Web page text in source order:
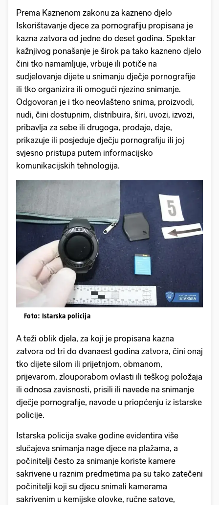
Prema Kaznenom zakonu za kazneno djelo
Iskorištavanje djece za pornografiju propisana je
kazna zatvora od jedne do deset godina. Spektar
kažnjivog ponašanje je širok pa tako kazneno djelo
čini tko namamljuje, vrbuje ili potiče na
sudjelovanje dijete u snimanju dječje pornografije
ili tko organizira ili omogući njezino snimanje.
Odgovoran je i tko neovlašteno snima, proizvodi,
nudi, čini dostupnim, distribuira, širi, uvozi, izvozi,
pribavlja za sebe ili drugoga, prodaje, daje,
prikazuje ili posjeduje dječju pornografiju ili joj
svjesno pristupa putem informacijsko
komunikacijskih tehnologija.
Foto: Istarska policija
A teži oblik djela, za koji je propisana kazna
zatvora od tri do dvanaest godina zatvora, čini onaj
tko dijete silom ili prijetnjom, obmanom,
prijevarom, zlouporabom ovlasti ili teškog položaja
ili odnosa zavisnosti, prisili ili navede na snimanje
dječje pornografije, navode u priopćenju iz istarske
policije.
Istarska policija svake godine evidentira više
slučajeva snimanja nage djece na plažama, a
počinitelji često za snimanje koriste kamere
sakrivene u raznim predmetima pa su tako zatečeni
počinitelji koji su djecu snimali kamerama
sakrivenim u kemijske olovke, ručne satove,